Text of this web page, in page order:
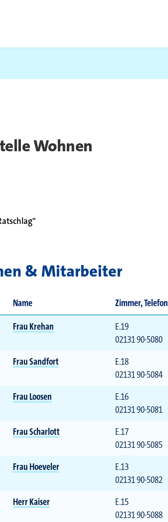
Wohnen
& Mitarbeiter
Name
Zimmer, Telefon
Frau Krehan
E.19
02131 90-5080
Frau Sandfort
E.18
02131 90-5084
Frau Loosen
E.16
02131 90-5081
Frau Scharlott
E.17
02131 90-5085
Frau Hoeveler
E.13
02131 90-5082
Herr Kaiser
E.15
02131 90-5088